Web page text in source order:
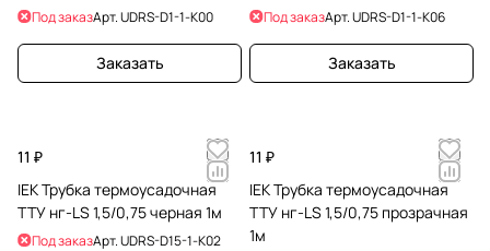
Под заказАрт.UDRS-D1-1-K00
Заказать
Под заказАрт.UDRS-D1-1-K06
Заказать
11 ₽
IEK Трубка термоусадочная
ТТУ нг-LS 1,5/0,75 черная 1м
Под заказАрт.UDRS-D15-1-K02
11 ₽
IEK Трубка термоусадочная
ТТУ нг-LS 1,5/0,75 прозрачная
1м